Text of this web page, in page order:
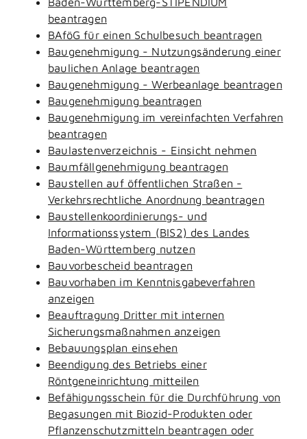
beantragen
BAföG für einen Schulbesuch beantragen
Baugenehmigung - Nutzungsänderung einer
baulichen Anlage beantragen
Baugenehmigung - Werbeanlage beantragen
Baugenehmigung beantragen
Baugenehmigung im vereinfachten Verfahren
beantragen
Baulastenverzeichnis - Einsicht nehmen
Baumfällgenehmigung beantragen
Baustellen auf öffentlichen Straßen -
Verkehrsrechtliche Anordnung beantragen
Baustellenkoordinierungs- und
Informationssystem (BIS2) des Landes
Baden-Württemberg nutzen
Bauvorbescheid beantragen
Bauvorhaben im Kenntnisgabeverfahren
anzeigen
Beauftragung Dritter mit internen
Sicherungsmaßnahmen anzeigen
Bebauungsplan einsehen
Beendigung des Betriebs einer
Röntgeneinrichtung mitteilen
Befähigungsschein für die Durchführung von
Begasungen mit Biozid-Produkten oder
Pflanzenschutzmitteln beantragen oder